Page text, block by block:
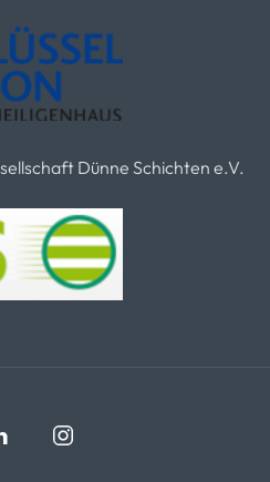
Dünne Schichten e.V.